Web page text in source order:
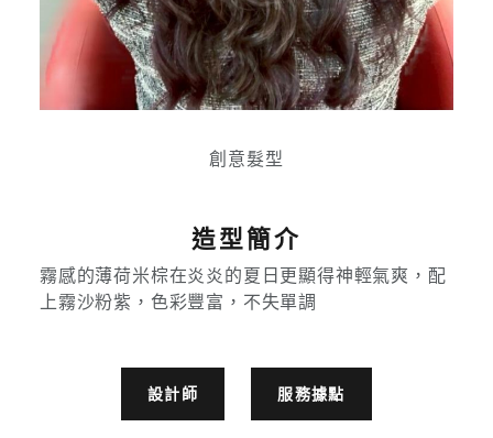
創意髮型
造型簡介
霧感的薄荷米棕在炎炎的夏日更顯得神輕氣爽，配
上霧沙粉紫，色彩豐富，不失單調
設計師 服務據點